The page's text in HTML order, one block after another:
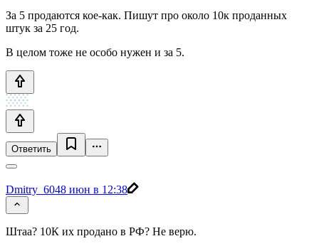
За 5 продаются кое-как. Пишут про около 10к проданных
штук за 25 год.
В целом тоже не особо нужен и за 5.
Ответить
Dmitry_6048 июн в 12:38
Штаа? 10К их продано в РФ? Не верю.